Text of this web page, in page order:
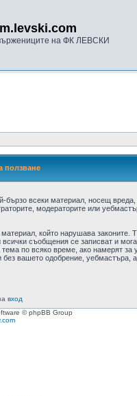
на ФК ЛЕВСКИ
ползване
всеки материал, носещ
модераторите или
който нарушава
съобщения се записват и
по всяко време, ако намерят за
вашето одобрение, уебмастъра,
вход
© phpBB Group